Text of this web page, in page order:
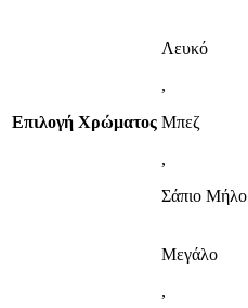
Επιλογή Χρώματος
Λευκό
,
Μπεζ
,
Σάπιο Μήλο
Μεγάλο
,